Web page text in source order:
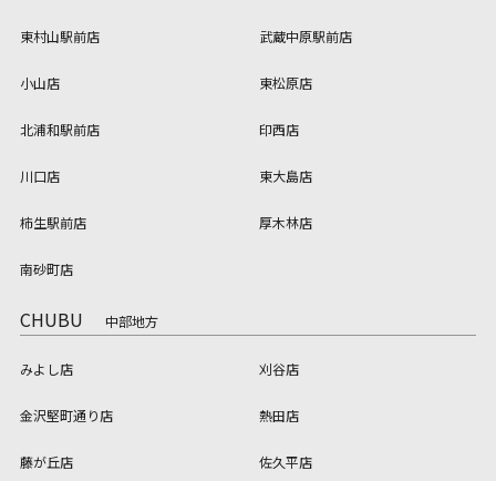
東村山駅前店 武蔵中原駅前店
小山店 東松原店
北浦和駅前店 印西店
川口店 東大島店
柿生駅前店 厚木林店
南砂町店
CHUBU 中部地方
みよし店 刈谷店
金沢堅町通り店 熱田店
藤が丘店 佐久平店